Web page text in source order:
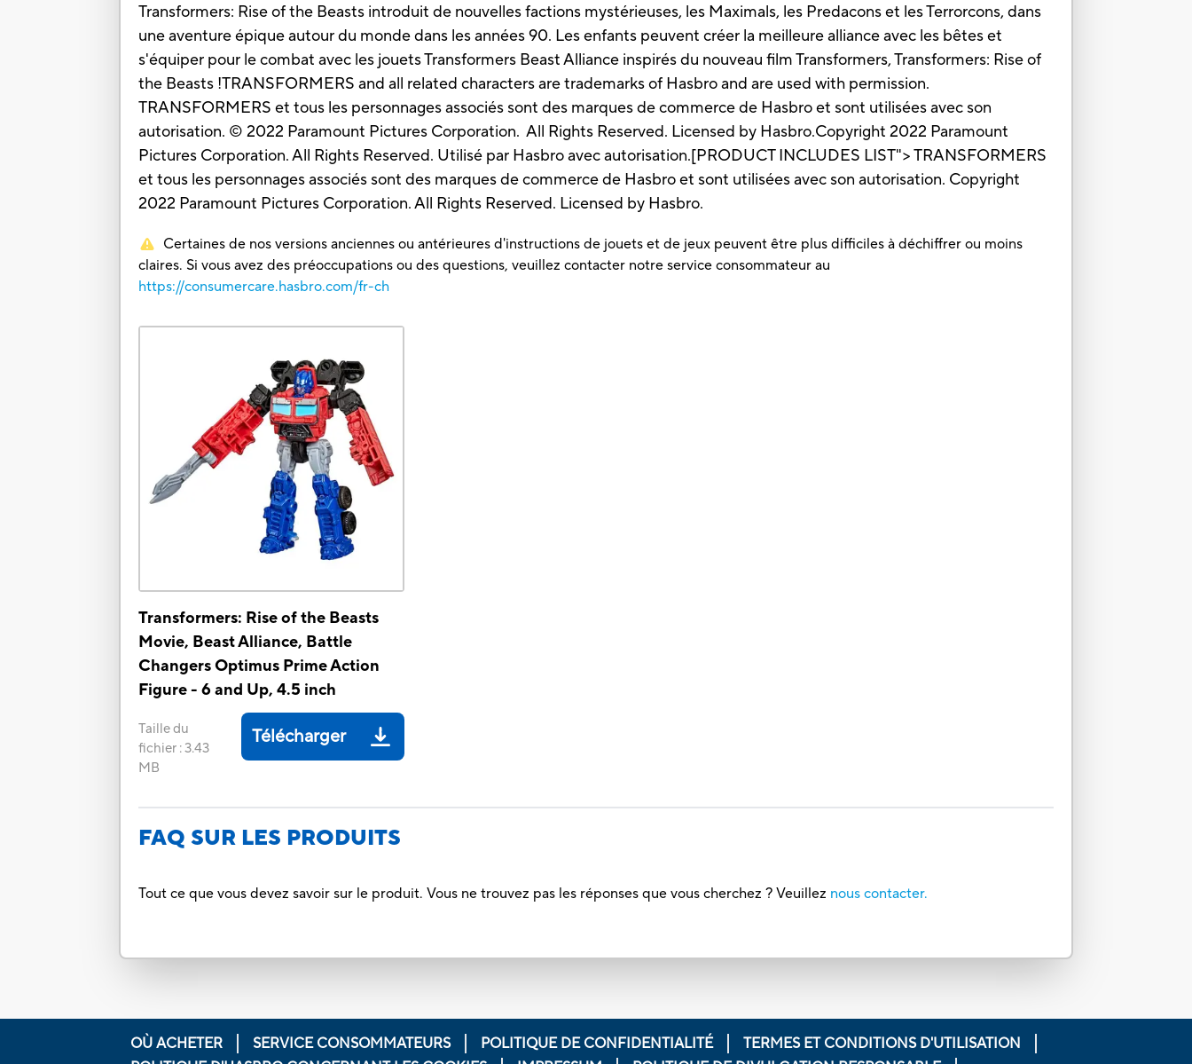
Transformers: Rise of the Beasts introduit de nouvelles factions mystérieuses, les Maximals, les Predacons et les Terrorcons, dans
une aventure épique autour du monde dans les années 90. Les enfants peuvent créer la meilleure alliance avec les bêtes et
s'équiper pour le combat avec les jouets Transformers Beast Alliance inspirés du nouveau film Transformers, Transformers: Rise of
the Beasts !TRANSFORMERS and all related characters are trademarks of Hasbro and are used with permission.
TRANSFORMERS et tous les personnages associés sont des marques de commerce de Hasbro et sont utilisées avec son
autorisation. © 2022 Paramount Pictures Corporation. All Rights Reserved. Licensed by Hasbro.Copyright 2022 Paramount
Pictures Corporation. All Rights Reserved. Utilisé par Hasbro avec autorisation.[PRODUCT INCLUDES LIST"> TRANSFORMERS
et tous les personnages associés sont des marques de commerce de Hasbro et sont utilisées avec son autorisation. Copyright
2022 Paramount Pictures Corporation. All Rights Reserved. Licensed by Hasbro.
Certaines de nos versions anciennes ou antérieures d'instructions de jouets et de jeux peuvent être plus difficiles à déchiffrer ou moins
claires. Si vous avez des préoccupations ou des questions, veuillez contacter notre service consommateur au
https://consumercare.hasbro.com/fr-ch
Transformers: Rise of the Beasts
Movie, Beast Alliance, Battle
Changers Optimus Prime Action
Figure - 6 and Up, 4.5 inch
Taille du
fichier :3.43
MB
Télécharger
FAQ SUR LES PRODUITS
Tout ce que vous devez savoir sur le produit. Vous ne trouvez pas les réponses que vous cherchez ? Veuillez nous contacter.
OÙ ACHETER SERVICE CONSOMMATEURS POLITIQUE DE CONFIDENTIALITÉ
TERMES ET CONDITIONS D'UTILISATION